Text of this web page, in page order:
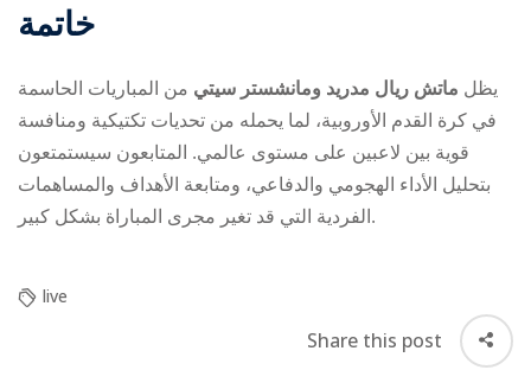
خاتمة
يظل ماتش ريال مدريد ومانشستر سيتي من المباريات الحاسمة
في كرة القدم الأوروبية، لما يحمله من تحديات تكتيكية ومنافسة
قوية بين لاعبين على مستوى عالمي. المتابعون سيستمتعون
بتحليل الأداء الهجومي والدفاعي، ومتابعة الأهداف والمساهمات
الفردية التي قد تغير مجرى المباراة بشكل كبير.
live
Share this post